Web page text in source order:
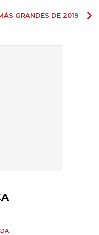
GRANDES DE 2019